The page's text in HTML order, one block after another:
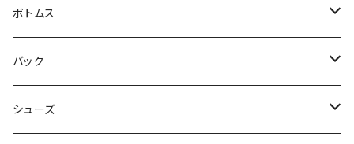
シャツ・ブラウス
パーカー・トレーナー
裏起毛
サマーニット
ヒザ丈
マキシ丈
オールインワン
ジャケット
中綿
ブルゾン
カーデ・ベスト
ボトムス
スカート
フレアー
パンツ
バック
ショルダー
シューズ